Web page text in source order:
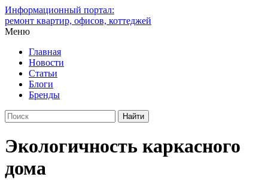
Информационный портал:
ремонт квартир, офисов, коттеджей
Меню
Главная
Новости
Статьи
Блоги
Бренды
Экологичность каркасного
дома